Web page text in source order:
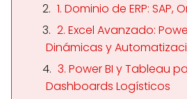
1. Dominio de ERP: SAP,
2. Excel Avanzado:
Dinámicas y
3. Power BI y Tableau
Dashboards Logísticos